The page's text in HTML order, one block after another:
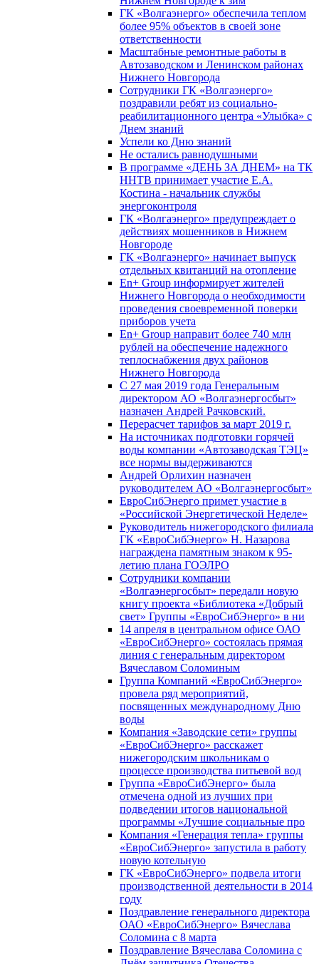
ГК «Волгаэнерго» обеспечила теплом
более 95% объектов в своей зоне
ответственности
Масштабные ремонтные работы в
Автозаводском и Ленинском районах
Нижнего Новгорода
Сотрудники ГК «Волгаэнерго»
поздравили ребят из социально-
реабилитационного центра «Улыбка» с
Днем знаний
Успели ко Дню знаний
Не остались равнодушными
В программе «ДЕНЬ ЗА ДНЕМ» на ТК
ННТВ принимает участие Е.А.
Костина - начальник службы
энергоконтроля
ГК «Волгаэнерго» предупреждает о
действиях мошенников в Нижнем
Новгороде
ГК «Волгаэнерго» начинает выпуск
отдельных квитанций на отопление
En+ Group информирует жителей
Нижнего Новгорода о необходимости
проведения своевременной поверки
приборов учета
En+ Group направит более 740 млн
рублей на обеспечение надежного
теплоснабжения двух районов
Нижнего Новгорода
С 27 мая 2019 года Генеральным
директором АО «Волгаэнергосбыт»
назначен Андрей Рачковский.
Перерасчет тарифов за март 2019 г.
На источниках подготовки горячей
воды компании «Автозаводская ТЭЦ»
все нормы выдерживаются
Андрей Орлихин назначен
руководителем АО «Волгаэнергосбыт»
ЕвроСибЭнерго примет участие в
«Российской Энергетической Неделе»
Руководитель нижегородского филиала
ГК «ЕвроСибЭнерго» Н. Назарова
награждена памятным знаком к 95-
летию плана ГОЭЛРО
Сотрудники компании
«Волгаэнергосбыт» передали новую
книгу проекта «Библиотека «Добрый
свет» Группы «ЕвроСибЭнерго» в ни
14 апреля в центральном офисе ОАО
«ЕвроСибЭнерго» состоялась прямая
линия с генеральным директором
Вячеславом Соломиным
Группа Компаний «ЕвроСибЭнерго»
провела ряд мероприятий,
посвященных международному Дню
воды
Компания «Заводские сети» группы
«ЕвроСибЭнерго» расскажет
нижегородским школьникам о
процессе производства питьевой вод
Группа «ЕвроСибЭнерго» была
отмечена одной из лучших при
подведении итогов национальной
программы «Лучшие социальные про
Компания «Генерация тепла» группы
«ЕвроСибЭнерго» запустила в работу
новую котельную
ГК «ЕвроСибЭнерго» подвела итоги
производственной деятельности в 2014
году
Поздравление генерального директора
ОАО «ЕвроСибЭнерго» Вячеслава
Соломина с 8 марта
Поздравление Вячеслава Соломина с